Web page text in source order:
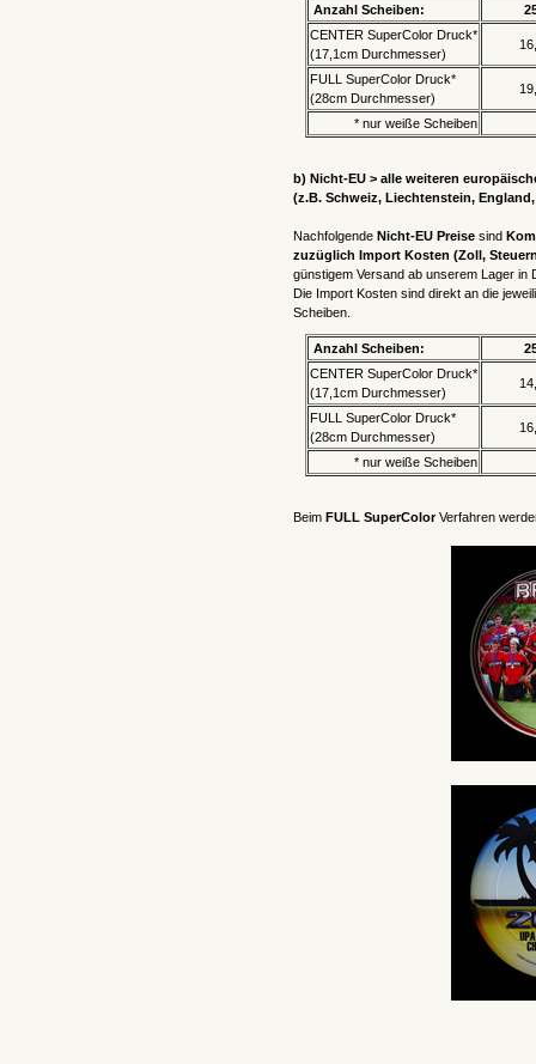
Anzahl Scheiben:
CENTER SuperColor Druck*
(17,1cm Durchmesser)
FULL SuperColor Druck*
(28cm Durchmesser)
* nur weiße Scheiben
b) Nicht-EU > alle weiteren
(z.B. Schweiz, Liechtenstein,
Nachfolgende Nicht-EU Preise sind
zuzüglich Import Kosten (Zoll,
günstigem Versand ab unserem Lager
Die Import Kosten sind direkt an die
Scheiben.
Anzahl Scheiben:
CENTER SuperColor Druck*
(17,1cm Durchmesser)
FULL SuperColor Druck*
(28cm Durchmesser)
* nur weiße Scheiben
Beim FULL SuperColorVerfahren